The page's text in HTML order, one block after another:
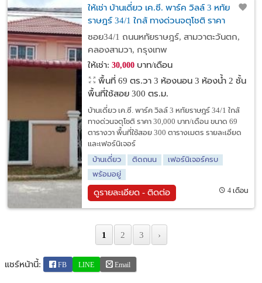
ให้เช่า บ้านเดี่ยว เค.ซี. พาร์ค วิลล์ 3 หทัย
ราษฎร์ 34/1 ใกล้ ทางด่วนจตุโชติ ราคา
30,000 บาท/เดือน
ซอย34/1 ถนนหทัยราษฎร์, สามวาตะวันตก,
คลองสามวา, กรุงเทพ
ให้เช่า: 30,000บาท/เดือน
พื้นที่ 69 ตร.วา 3 ห้องนอน 3 ห้องน้ำ 2 ชั้น
พื้นที่ใช้สอย 300 ตร.ม.
บ้านเดี่ยว เค.ซี. พาร์ค วิลล์ 3 หทัยราษฎร์ 34/1 ใกล้
ทางด่วนจตุโชติ ราคา 30,000 บาท/เดือน ขนาด 69
ตารางวา พื้นที่ใช้สอย 300 ตารางเมตร รายละเอียด
และเฟอร์นิเจอร์
บ้านเดี่ยว
ติดถนน
เฟอร์นิเจอร์ครบ
พร้อมอยู่
ดูรายละเอียด - ติดต่อ 4 เดือน
1 2 3 ›
แชร์หน้านี้: FB LINE Email